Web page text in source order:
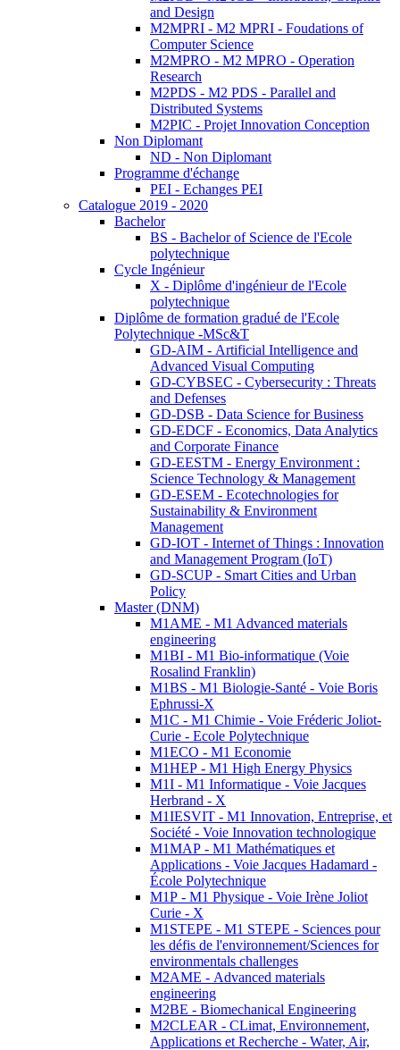
and Design
M2MPRI - M2 MPRI - Foudations of
Computer Science
M2MPRO - M2 MPRO - Operation
Research
M2PDS - M2 PDS - Parallel and
Distributed Systems
M2PIC - Projet Innovation Conception
Non Diplomant
ND - Non Diplomant
Programme d'échange
PEI - Echanges PEI
Catalogue 2019 - 2020
Bachelor
BS - Bachelor of Science de l'Ecole
polytechnique
Cycle Ingénieur
X - Diplôme d'ingénieur de l'Ecole
polytechnique
Diplôme de formation gradué de l'Ecole
Polytechnique -MSc&T
GD-AIM - Artificial Intelligence and
Advanced Visual Computing
GD-CYBSEC - Cybersecurity : Threats
and Defenses
GD-DSB - Data Science for Business
GD-EDCF - Economics, Data Analytics
and Corporate Finance
GD-EESTM - Energy Environment :
Science Technology & Management
GD-ESEM - Ecotechnologies for
Sustainability & Environment
Management
GD-IOT - Internet of Things : Innovation
and Management Program (IoT)
GD-SCUP - Smart Cities and Urban
Policy
Master (DNM)
M1AME - M1 Advanced materials
engineering
M1BI - M1 Bio-informatique (Voie
Rosalind Franklin)
M1BS - M1 Biologie-Santé - Voie Boris
Ephrussi-X
M1C - M1 Chimie - Voie Fréderic Joliot-
Curie - Ecole Polytechnique
M1ECO - M1 Economie
M1HEP - M1 High Energy Physics
M1I - M1 Informatique - Voie Jacques
Herbrand - X
M1IESVIT - M1 Innovation, Entreprise, et
Société - Voie Innovation technologique
M1MAP - M1 Mathématiques et
Applications - Voie Jacques Hadamard -
École Polytechnique
M1P - M1 Physique - Voie Irène Joliot
Curie - X
M1STEPE - M1 STEPE - Sciences pour
les défis de l'environnement/Sciences for
environmentals challenges
M2AME - Advanced materials
engineering
M2BE - Biomechanical Engineering
M2CLEAR - CLimat, Environnement,
Applications et Recherche - Water, Air,